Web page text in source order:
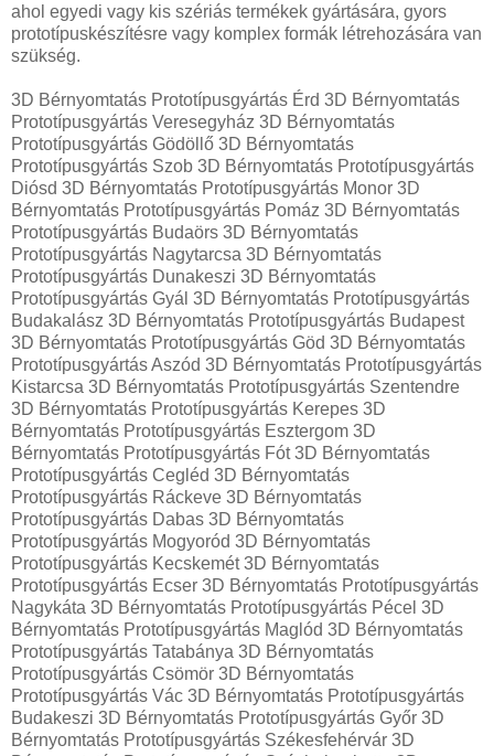
ahol egyedi vagy kis szériás termékek gyártására, gyors
prototípuskészítésre vagy komplex formák létrehozására van
szükség.
3D Bérnyomtatás Prototípusgyártás Érd 3D Bérnyomtatás
Prototípusgyártás Veresegyház 3D Bérnyomtatás
Prototípusgyártás Gödöllő 3D Bérnyomtatás
Prototípusgyártás Szob 3D Bérnyomtatás Prototípusgyártás
Diósd 3D Bérnyomtatás Prototípusgyártás Monor 3D
Bérnyomtatás Prototípusgyártás Pomáz 3D Bérnyomtatás
Prototípusgyártás Budaörs 3D Bérnyomtatás
Prototípusgyártás Nagytarcsa 3D Bérnyomtatás
Prototípusgyártás Dunakeszi 3D Bérnyomtatás
Prototípusgyártás Gyál 3D Bérnyomtatás Prototípusgyártás
Budakalász 3D Bérnyomtatás Prototípusgyártás Budapest
3D Bérnyomtatás Prototípusgyártás Göd 3D Bérnyomtatás
Prototípusgyártás Aszód 3D Bérnyomtatás Prototípusgyártás
Kistarcsa 3D Bérnyomtatás Prototípusgyártás Szentendre
3D Bérnyomtatás Prototípusgyártás Kerepes 3D
Bérnyomtatás Prototípusgyártás Esztergom 3D
Bérnyomtatás Prototípusgyártás Fót 3D Bérnyomtatás
Prototípusgyártás Cegléd 3D Bérnyomtatás
Prototípusgyártás Ráckeve 3D Bérnyomtatás
Prototípusgyártás Dabas 3D Bérnyomtatás
Prototípusgyártás Mogyoród 3D Bérnyomtatás
Prototípusgyártás Kecskemét 3D Bérnyomtatás
Prototípusgyártás Ecser 3D Bérnyomtatás Prototípusgyártás
Nagykáta 3D Bérnyomtatás Prototípusgyártás Pécel 3D
Bérnyomtatás Prototípusgyártás Maglód 3D Bérnyomtatás
Prototípusgyártás Tatabánya 3D Bérnyomtatás
Prototípusgyártás Csömör 3D Bérnyomtatás
Prototípusgyártás Vác 3D Bérnyomtatás Prototípusgyártás
Budakeszi 3D Bérnyomtatás Prototípusgyártás Győr 3D
Bérnyomtatás Prototípusgyártás Székesfehérvár 3D